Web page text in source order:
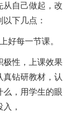
从自己做起，改
下几点：
好每一节课。
极性，上课效果
钻研教材，认
么，用学生的眼
，